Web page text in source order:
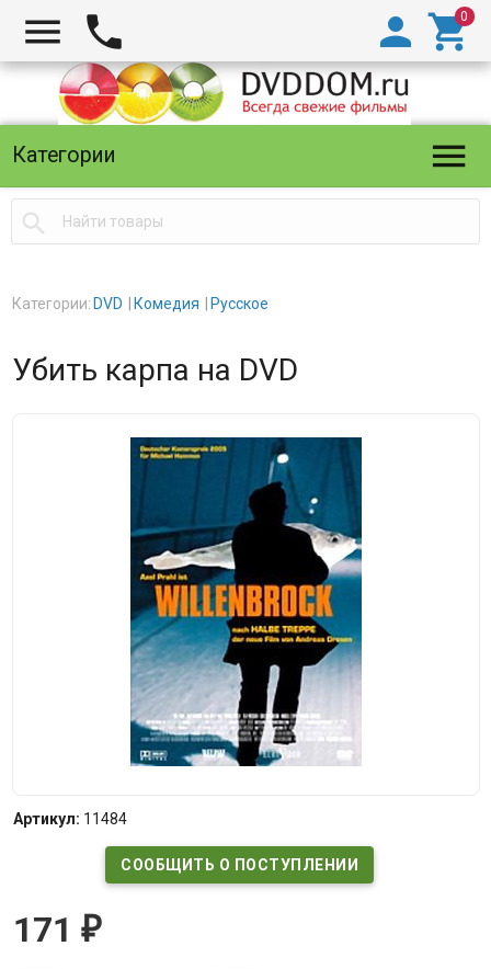
  

Категории 

Категории: DVD Комедия Русское
Убить карпа на DVD
Артикул: 11484
СООБЩИТЬ О ПОСТУПЛЕНИИ
171 ₽